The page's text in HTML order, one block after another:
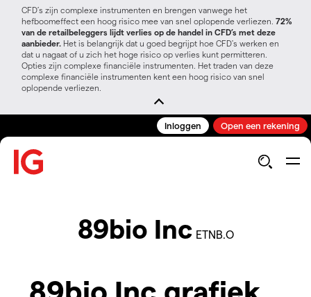
CFD’s zijn complexe instrumenten en brengen vanwege het
hefboomeffect een hoog risico mee van snel oplopende verliezen. 72%
van de retailbeleggers lijdt verlies op de handel in CFD’s met deze
aanbieder. Het is belangrijk dat u goed begrijpt hoe CFD's werken en
dat u nagaat of u zich het hoge risico op verlies kunt permitteren.
Opties zijn complexe financiële instrumenten. Het traden van deze
complexe financiële instrumenten kent een hoog risico van snel
oplopende verliezen.
Inloggen Open een rekening
89bio Inc ETNB.O